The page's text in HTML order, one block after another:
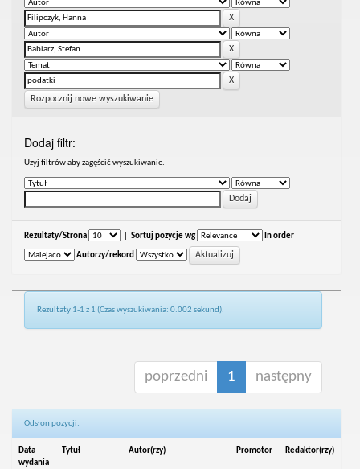
Rozpocznij nowe wyszukiwanie
Dodaj filtr:
Uzyj filtrów aby zagęścić wyszukiwanie.
Rezultaty/Strona Sortuj pozycje wg In order
Autorzy/rekord
Rezultaty 1-1 z 1 (Czas wyszukiwania: 0.002 sekund).
poprzedni 1 następny
Odsłon pozycji:
Data
wydania
Tytuł Autor(rzy) Promotor Redaktor(rzy)